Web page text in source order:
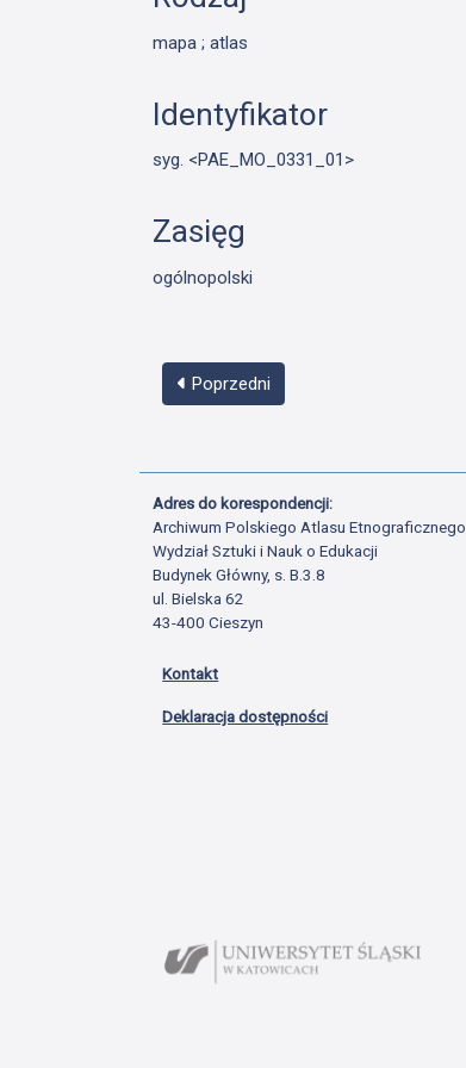
mapa ; atlas
Identyfikator
syg. <PAE_MO_0331_01>
Zasięg
ogólnopolski
Poprzedni
Adres do korespondencji:
Archiwum Polskiego Atlasu Etnograficznego
Wydział Sztuki i Nauk o Edukacji
Budynek Główny, s. B.3.8
ul. Bielska 62
43-400 Cieszyn
Kontakt
Deklaracja dostępności